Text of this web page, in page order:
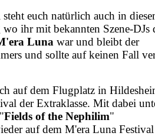
euch natürlich auch in
ihr mit bekannten Szene-DJs
Luna war und bleibt der
und sollte auf keinen Fall
auf dem Flugplatz in
der Extraklasse. Mit dabei
Fields of the Nephilim"
auf dem M'era Luna